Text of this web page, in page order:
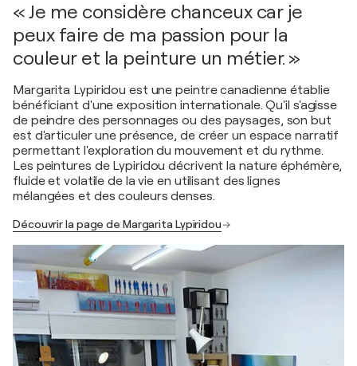
« Je me considère chanceux car je
peux faire de ma passion pour la
couleur et la peinture un métier. »
Margarita Lypiridou est une peintre canadienne établie
bénéficiant d'une exposition internationale. Qu'il s'agisse
de peindre des personnages ou des paysages, son but
est d'articuler une présence, de créer un espace narratif
permettant l'exploration du mouvement et du rythme.
Les peintures de Lypiridou décrivent la nature éphémère,
fluide et volatile de la vie en utilisant des lignes
mélangées et des couleurs denses.
Découvrir la page de Margarita Lypiridou